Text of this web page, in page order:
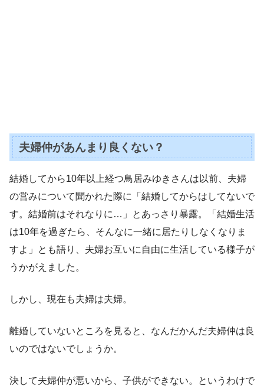
夫婦仲があんまり良くない？
結婚してから10年以上経つ鳥居みゆきさんは以前、夫婦
の営みについて聞かれた際に「結婚してからはしてないで
す。結婚前はそれなりに…」とあっさり暴露。「結婚生活
は10年を過ぎたら、そんなに一緒に居たりしなくなりま
すよ」とも語り、夫婦お互いに自由に生活している様子が
うかがえました。
しかし、現在も夫婦は夫婦。
離婚していないところを見ると、なんだかんだ夫婦仲は良
いのではないでしょうか。
決して夫婦仲が悪いから、子供ができない。というわけで